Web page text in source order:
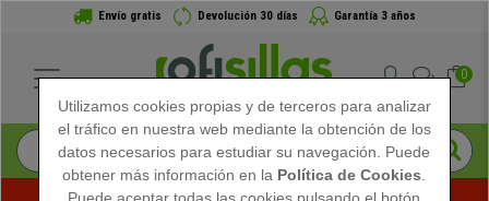
Envío gratis Devolución 30 días Garantía 3 años
0
Utilizamos cookies propias y de terceros para analizar
el tráfico en nuestra web mediante la obtención de los
datos necesarios para estudiar su navegación. Puede
obtener más información en la Política de Cookies